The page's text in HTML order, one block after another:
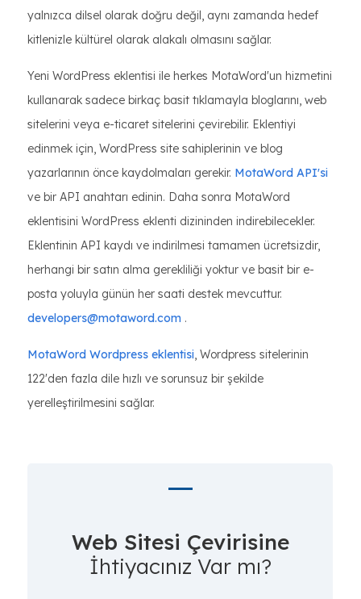
yalnızca dilsel olarak doğru değil, aynı zamanda hedef
kitlenizle kültürel olarak alakalı olmasını sağlar.
Yeni WordPress eklentisi ile herkes MotaWord'un hizmetini
kullanarak sadece birkaç basit tıklamayla bloglarını, web
sitelerini veya e-ticaret sitelerini çevirebilir. Eklentiyi
edinmek için, WordPress site sahiplerinin ve blog
yazarlarının önce kaydolmaları gerekir. MotaWord API'si
ve bir API anahtarı edinin. Daha sonra MotaWord
eklentisini WordPress eklenti dizininden indirebilecekler.
Eklentinin API kaydı ve indirilmesi tamamen ücretsizdir,
herhangi bir satın alma gerekliliği yoktur ve basit bir e-
posta yoluyla günün her saati destek mevcuttur.
developers@motaword.com .
MotaWord Wordpress eklentisi, Wordpress sitelerinin
122'den fazla dile hızlı ve sorunsuz bir şekilde
yerelleştirilmesini sağlar.
Web Sitesi Çevirisine
İhtiyacınız Var mı?